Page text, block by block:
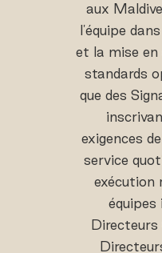
aux
l'équipe
et la mise en
standards
que des
exigences
service
exécution
équipes
Directeurs